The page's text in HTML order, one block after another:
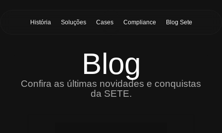
História Soluções Cases Compliance Blog Sete
Blog
Confira as últimas novidades e conquistas
da SETE.